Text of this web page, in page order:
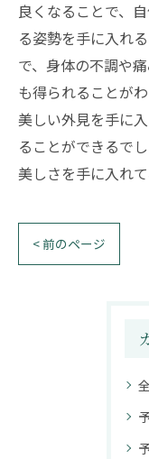
良くなることで、
る姿勢を手に入れ
で、身体の不調や
も得られることが
美しい外見を手に
ることができるで
美しさを手に入れ
< 前のページ